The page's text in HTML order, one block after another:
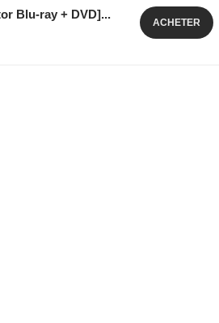
Blu-ray + DVD]...
ACHETER